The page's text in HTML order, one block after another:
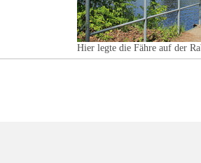
Hier legte die Fähre auf der